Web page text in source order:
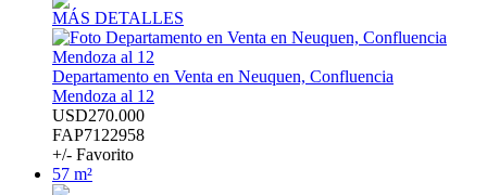
MÁS DETALLES
Departamento en Venta en Neuquen, Confluencia
Mendoza al 12
USD270.000
FAP7122958
+/- Favorito
57 m²